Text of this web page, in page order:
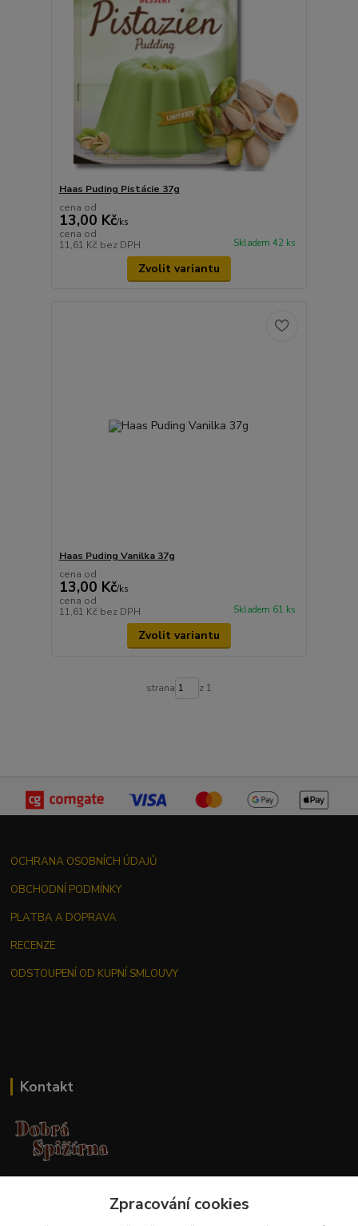
Haas Puding Pistácie 37g
cena od
13,00 Kč/ks
cena od
11,61 Kč bez DPH Skladem 42 ks
Zvolit variantu
Haas Puding Vanilka 37g
cena od
13,00 Kč/ks
cena od
11,61 Kč bez DPH Skladem 61 ks
Zvolit variantu
strana z 1
OCHRANA OSOBNÍCH ÚDAJŮ
OBCHODNÍ PODMÍNKY
PLATBA A DOPRAVA
RECENZE
ODSTOUPENÍ OD KUPNÍ SMLOUVY
Kontakt
+420 737 551 994Zpracování cookies